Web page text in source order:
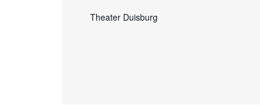
Theater Duisburg